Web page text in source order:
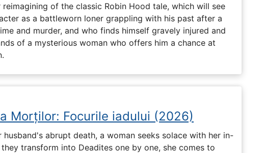
reimagining of the classic Robin Hood tale, which will see
as a battleworn loner grappling with his past after a
and murder, and who finds himself gravely injured and
of a mysterious woman who offers him a chance at
Morților: Focurile iadului (2026)
husband's abrupt death, a woman seeks solace with her in-
they transform into Deadites one by one, she comes to